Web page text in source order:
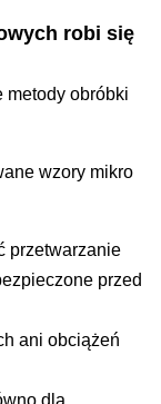
robi się
metody obróbki
wzory mikro
przetwarzanie
przed
ani obciążeń
dla